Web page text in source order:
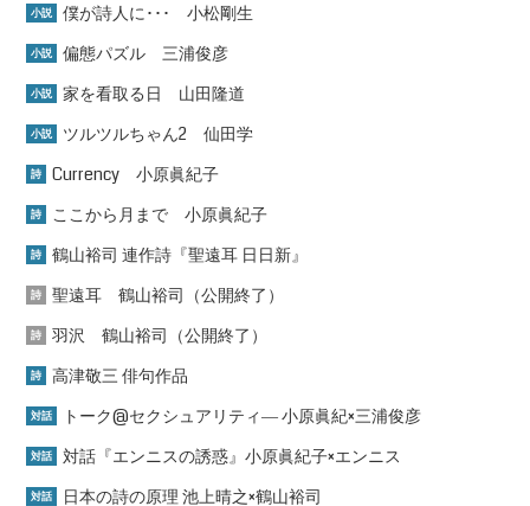
小説 僕が詩人に･･･ 小松剛生
小説 偏態パズル 三浦俊彦
小説 家を看取る日 山田隆道
小説 ツルツルちゃん2 仙田学
詩 Currency 小原眞紀子
詩 ここから月まで 小原眞紀子
詩 鶴山裕司 連作詩『聖遠耳 日日新』
詩 聖遠耳 鶴山裕司（公開終了）
詩 羽沢 鶴山裕司（公開終了）
詩 高津敬三 俳句作品
対話 トーク@セクシュアリティ― 小原眞紀×三浦俊彦
対話 対話『エンニスの誘惑』小原眞紀子×エンニス
対話 日本の詩の原理 池上晴之×鶴山裕司